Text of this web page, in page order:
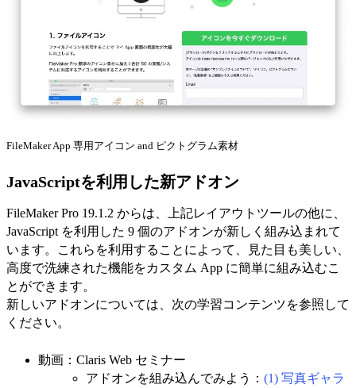
FileMaker App 専用アイコン and ピクトグラム素材
JavaScriptを利用した新アドオン
FileMaker Pro 19.1.2 からは、上記レイアウトツールの他に、
JavaScript を利用した 9 個のアドオンが新しく組み込まれて
います。これらを利用することによって、見た目も美しい、
高度で洗練された機能をカスタム App に簡単に組み込むこ
とができます。
新しいアドオンについては、次の学習コンテンツを参照して
ください。
動画：Claris Web セミナー
アドオンを組み込んでみよう： (1) 写真ギャラ